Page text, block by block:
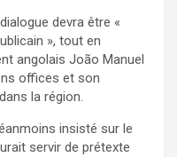
devra être «
», tout en
angolais João Manuel
offices et son
la région.
insisté sur le
servir de prétexte